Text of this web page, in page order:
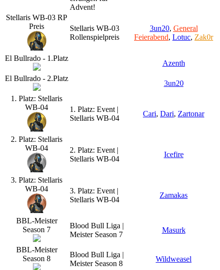
Advent!
Stellaris WB-03 RP
Preis
Stellaris WB-03
Rollenspielpreis
3un20, General
Feierabend, Lotuc, Zak0r
El Bullrado - 1.Platz
Azenth
El Bullrado - 2.Platz
3un20
1. Platz: Stellaris
WB-04
1. Platz: Event |
Stellaris WB-04
Cari, Dari, Zartonar
2. Platz: Stellaris
WB-04
2. Platz: Event |
Stellaris WB-04
Icefire
3. Platz: Stellaris
WB-04
3. Platz: Event |
Stellaris WB-04
Zamakas
BBL-Meister
Season 7
Blood Bull Liga |
Meister Season 7
Masurk
BBL-Meister
Season 8
Blood Bull Liga |
Meister Season 8
Wildweasel